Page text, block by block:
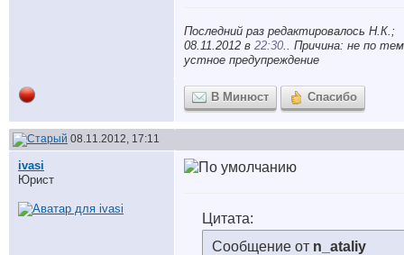
Последний раз редактировалось Н.К.;
08.11.2012 в 22:30.. Причина: не по
устное предупреждение
В Минюст Спасибо
08.11.2012, 17:11
ivasi
Юрист
Цитата:
Сообщение от n_ataliy